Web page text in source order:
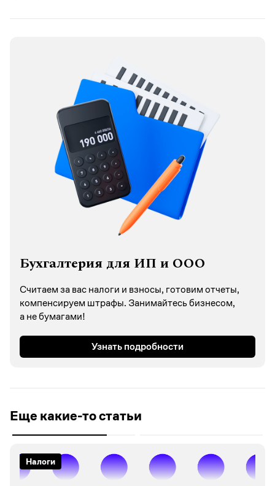
Бухгалтерия для ИП и ООО
Считаем за вас налоги и взносы, готовим отчеты,
компенсируем штрафы. Занимайтесь бизнесом,
а не бумагами!
Узнать подробности
Еще какие-то статьи
Налоги